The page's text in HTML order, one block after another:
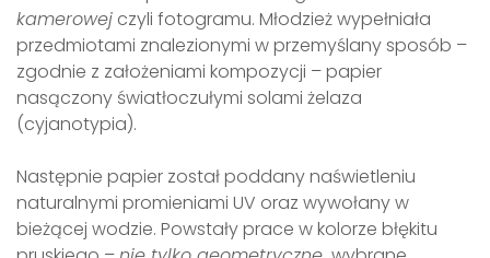
kamerowej czyli fotogramu. Młodzież wypełniała
przedmiotami znalezionymi w przemyślany sposób –
zgodnie z założeniami kompozycji – papier
nasączony światłoczułymi solami żelaza
(cyjanotypia).
Następnie papier został poddany naświetleniu
naturalnymi promieniami UV oraz wywołany w
bieżącej wodzie. Powstały prace w kolorze błękitu